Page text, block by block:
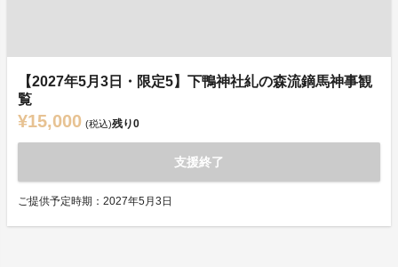
【2027年5月3日・限定5】下鴨神社糺の森流鏑馬神事観
覧
¥15,000 (税込)残り0
支援終了
ご提供予定時期：2027年5月3日